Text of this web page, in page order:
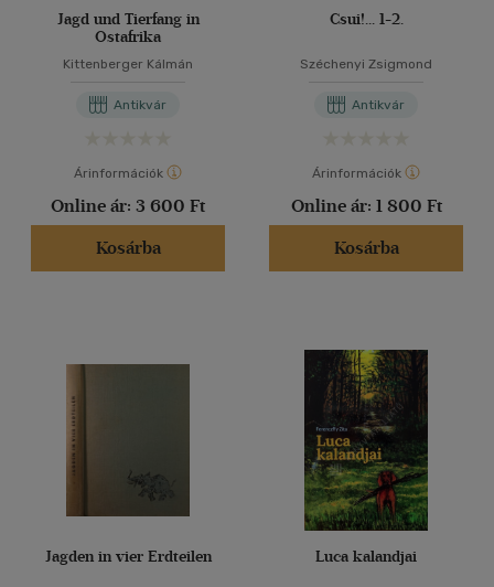
Jagd und Tierfang in
Ostafrika
Kittenberger Kálmán
Antikvár
Árinformációk
Online ár: 3 600 Ft
Kosárba
Csui!... 1-2.
Széchenyi Zsigmond
Antikvár
Árinformációk
Online ár: 1 800 Ft
Kosárba
Jagden in vier Erdteilen Luca kalandjai